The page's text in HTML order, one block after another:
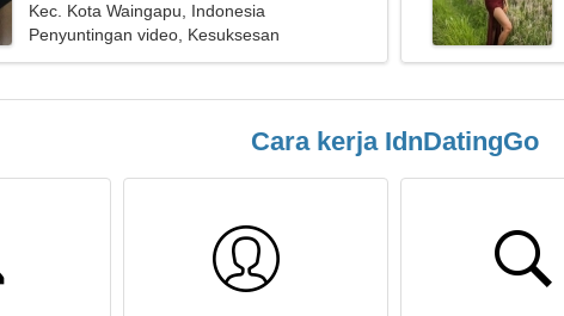
Kec. Kota Waingapu, Indonesia
Penyuntingan video, Kesuksesan
Cara kerja IdnDatingGo